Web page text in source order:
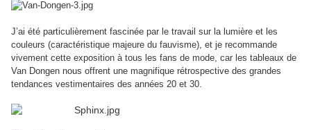
J’ai été particulièrement fascinée par le travail sur la lumière et les
couleurs (caractéristique majeure du fauvisme), et je recommande
vivement cette exposition à tous les fans de mode, car les tableaux de
Van Dongen nous offrent une magnifique rétrospective des grandes
tendances vestimentaires des années 20 et 30.